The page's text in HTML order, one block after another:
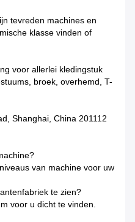
tevreden machines en
klasse vinden of
voor allerlei kledingstuk
broek, overhemd, T-
Shanghai, China 201112
van machine voor uw
te zien?
voor u dicht te vinden.